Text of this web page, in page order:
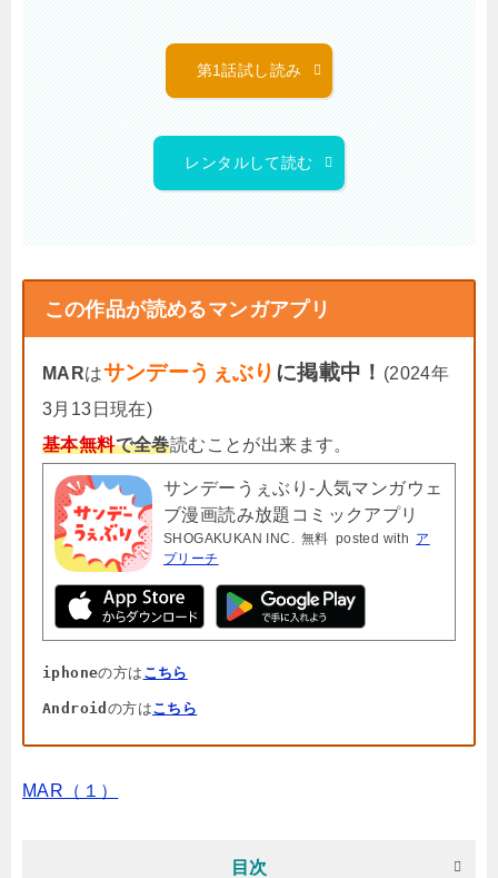
第1話試し読み
レンタルして読む
この作品が読めるマンガアプリ
MARはサンデーうぇぶり に掲載中！ (2024年
3月13日現在)
基本無料で全巻読むことが出来ます。
サンデーうぇぶり-人気マンガウェ
ブ漫画読み放題コミックアプリ
SHOGAKUKAN INC. 無料 posted with ア
プリーチ
iphoneの方は こちら
Android の方はこちら
MAR（１）
目次